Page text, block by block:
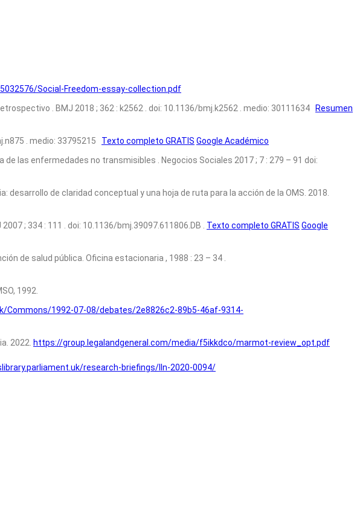
Social-Freedom-essay-collection.pdf
. BMJ 2018 ; 362 : k2562 . doi: 10.1136/bmj.k2562 . medio: 30111634
Resumen
. medio: 33795215 Texto completo GRATIS Google Académico
las enfermedades no transmisibles . Negocios Sociales 2017 ; 7 : 279 – 91 doi:
de claridad conceptual y una hoja de ruta para la acción de la OMS. 2018.
; 334 : 111 . doi: 10.1136/bmj.39097.611806.DB . Texto completo GRATIS Google
de salud pública. Oficina estacionaria , 1988 : 23 – 34 .
1992.
Commons/1992-07-08/debates/2e8826c2-89b5-46af-9314-
2022. https://group.legalandgeneral.com/media/f5ikkdco/marmot-review_opt.pdf
research-briefings/lln-2020-0094/